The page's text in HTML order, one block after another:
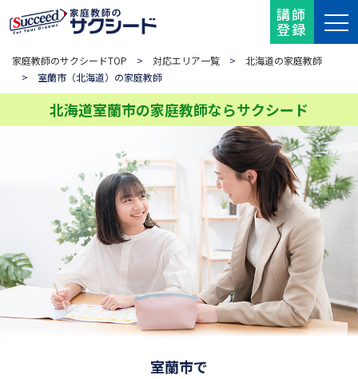
講師
登録
家庭教師のサクシードTOP > 対応エリア一覧 > 北海道の家庭教師
> 室蘭市（北海道）の家庭教師
北海道室蘭市の家庭教師ならサクシード
室蘭市で